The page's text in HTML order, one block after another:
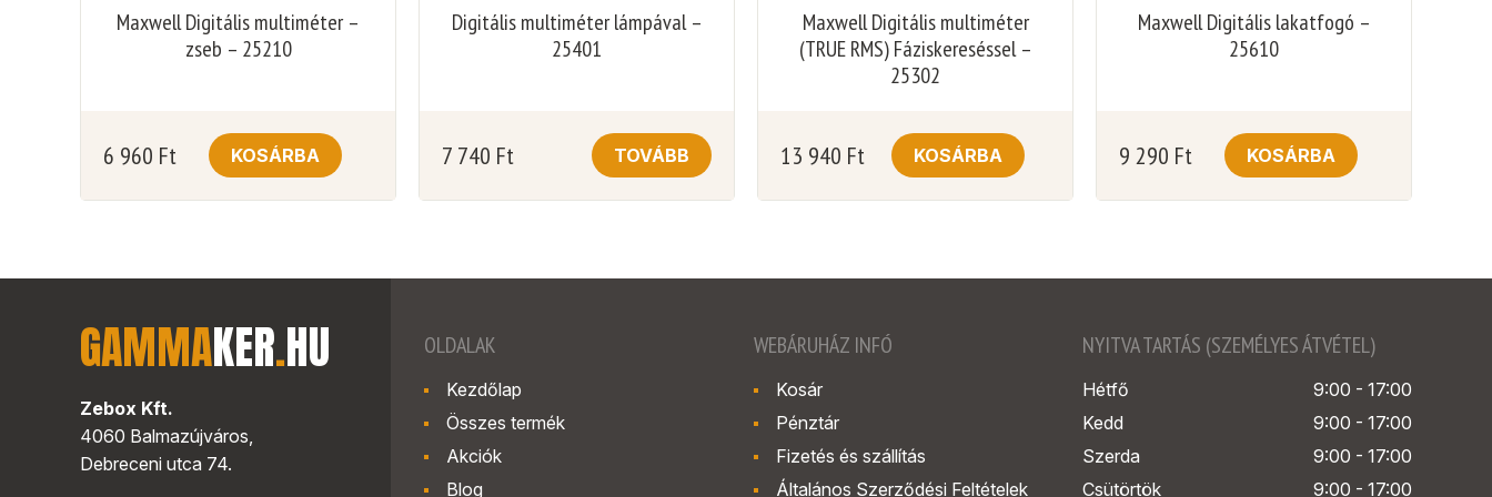
Maxwell Digitális multiméter –
zseb – 25210
6 960 Ft KOSÁRBA
Digitális multiméter lámpával –
25401
7 740 Ft TOVÁBB
Maxwell Digitális multiméter
(TRUE RMS) Fáziskereséssel –
25302
13 940 Ft KOSÁRBA
Maxwell Digitális lakatfogó –
25610
9 290 Ft KOSÁRBA
GAMMAKER.HU
Zebox Kft.
4060 Balmazújváros,
Debreceni utca 74.
OLDALAK
Kezdőlap
Összes termék
Akciók
Blog
WEBÁRUHÁZ INFÓ
Kosár
Pénztár
Fizetés és szállítás
Általános Szerződési Feltételek
NYITVA TARTÁS (SZEMÉLYES ÁTVÉTEL)
Hétfő
9:00 - 17:00
Kedd
9:00 - 17:00
Szerda
9:00 - 17:00
Csütörtök
9:00 - 17:00